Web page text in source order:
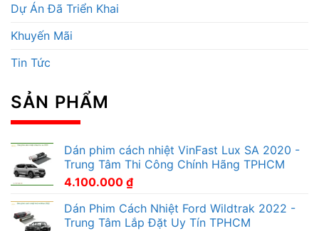
Dự Án Đã Triển Khai
Khuyến Mãi
Tin Tức
SẢN PHẨM
Dán phim cách nhiệt VinFast Lux SA 2020 -
Trung Tâm Thi Công Chính Hãng TPHCM
4.100.000 ₫
Dán Phim Cách Nhiệt Ford Wildtrak 2022 -
Trung Tâm Lắp Đặt Uy Tín TPHCM